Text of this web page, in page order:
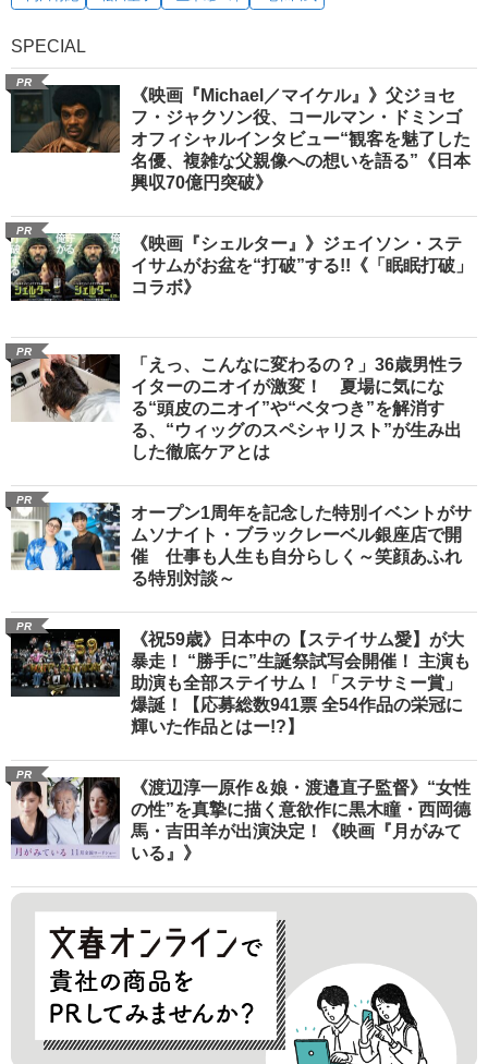
SPECIAL
PR
《映画『Michael／マイケル』》父ジョセ
フ・ジャクソン役、コールマン・ドミンゴ
オフィシャルインタビュー“観客を魅了した
名優、複雑な父親像への想いを語る”《日本
興収70億円突破》
PR
《映画『シェルター』》ジェイソン・ステ
イサムがお盆を“打破”する!!《「眠眠打破」
コラボ》
PR
「えっ、こんなに変わるの？」36歳男性ラ
イターのニオイが激変！ 夏場に気にな
る“頭皮のニオイ”や“ベタつき”を解消す
る、“ウィッグのスペシャリスト”が生み出
した徹底ケアとは
PR
オープン1周年を記念した特別イベントがサ
ムソナイト・ブラックレーベル銀座店で開
催 仕事も人生も自分らしく～笑顔あふれ
る特別対談～
PR
《祝59歳》日本中の【ステイサム愛】が大
暴走！ “勝手に”生誕祭試写会開催！ 主演も
助演も全部ステイサム！「ステサミー賞」
爆誕！【応募総数941票 全54作品の栄冠に
輝いた作品とはー!?】
PR
《渡辺淳一原作＆娘・渡邉直子監督》“女性
の性”を真摯に描く意欲作に黒木瞳・西岡德
馬・吉田羊が出演決定！《映画『月がみて
いる』》